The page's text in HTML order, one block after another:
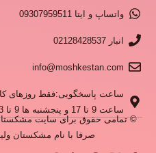
واتساپ و ایتا 09307959511
انبار 02128428537
info@moshkestan.com
ساعت پاسخگویی:فقط روزهای
ساعت 9 تا 17 و پنجشنبه ها 9 تا 13
© تمامی حقوق برای سایت
صرفا با نام مشکستان